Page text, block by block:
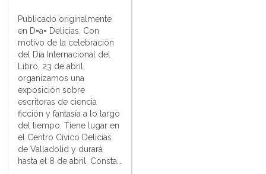
Publicado originalmente
en D=a= Delicias. Con
motivo de la celebración
del Día Internacional del
Libro, 23 de abril,
organizamos una
exposición sobre
escritoras de ciencia
ficción y fantasía a lo largo
del tiempo. Tiene lugar en
el Centro Cívico Delicias
de Valladolid y durará
hasta el 8 de abril. Consta…